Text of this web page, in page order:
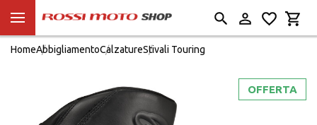
HomeAbbigliamentoCalzatureStivali Touring
OFFERTA